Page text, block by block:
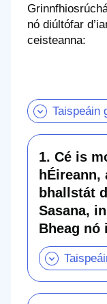
nó diúltófar
ceisteanna:
Taispeáin
1. Cé is
hÉireann,
bhallstát
Sasana,
Bheag nó